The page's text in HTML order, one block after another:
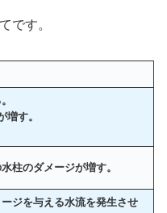
です。
増す。
柱のダメージが増す。
ジを与える水流を発生させ